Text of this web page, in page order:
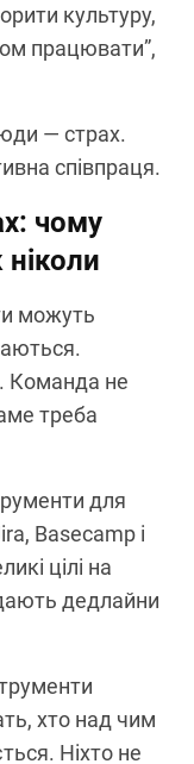
культуру,
працювати”,
— страх.
співпраця.
чому
можуть
Команда не
треба
для
Basecamp і
цілі на
дедлайни
хто над чим
Ніхто не